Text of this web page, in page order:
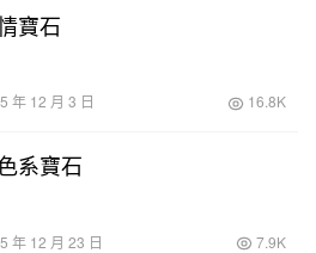
寶石
年 12 月 3 日 16.8K
系寶石
年 12 月 23 日 7.9K